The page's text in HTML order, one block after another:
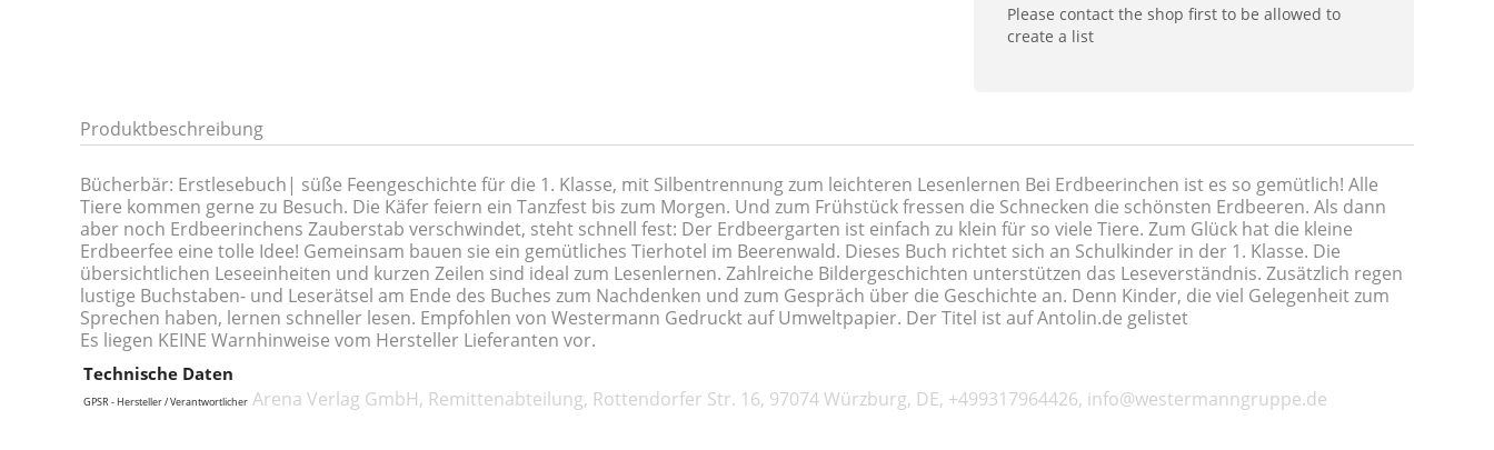
Please contact the shop first to be allowed to
create a list
Produktbeschreibung
Bücherbär: Erstlesebuch| süße Feengeschichte für die 1. Klasse, mit Silbentrennung zum leichteren Lesenlernen Bei Erdbeerinchen ist es so gemütlich! Alle
Tiere kommen gerne zu Besuch. Die Käfer feiern ein Tanzfest bis zum Morgen. Und zum Frühstück fressen die Schnecken die schönsten Erdbeeren. Als dann
aber noch Erdbeerinchens Zauberstab verschwindet, steht schnell fest: Der Erdbeergarten ist einfach zu klein für so viele Tiere. Zum Glück hat die kleine
Erdbeerfee eine tolle Idee! Gemeinsam bauen sie ein gemütliches Tierhotel im Beerenwald. Dieses Buch richtet sich an Schulkinder in der 1. Klasse. Die
übersichtlichen Leseeinheiten und kurzen Zeilen sind ideal zum Lesenlernen. Zahlreiche Bildergeschichten unterstützen das Leseverständnis. Zusätzlich regen
lustige Buchstaben- und Leserätsel am Ende des Buches zum Nachdenken und zum Gespräch über die Geschichte an. Denn Kinder, die viel Gelegenheit zum
Sprechen haben, lernen schneller lesen. Empfohlen von Westermann Gedruckt auf Umweltpapier. Der Titel ist auf Antolin.de gelistet
Es liegen KEINE Warnhinweise vom Hersteller Lieferanten vor.
Technische Daten
GPSR - Hersteller / Verantwortlicher Arena Verlag GmbH, Remittenabteilung, Rottendorfer Str. 16, 97074 Würzburg, DE, +499317964426, info@westermanngruppe.de